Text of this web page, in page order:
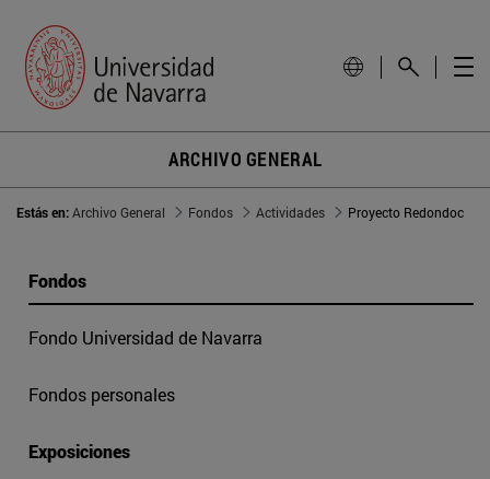
ARCHIVO GENERAL
Estás en:Archivo General Fondos Actividades Proyecto Redondoc
Fondos
Fondo Universidad de Navarra
Fondos personales
Exposiciones